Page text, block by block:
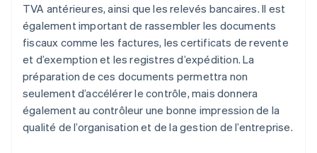
TVA antérieures, ainsi que les relevés bancaires. Il est
également important de rassembler les documents
fiscaux comme les factures, les certificats de revente
et d’exemption et les registres d’expédition. La
préparation de ces documents permettra non
seulement d’accélérer le contrôle, mais donnera
également au contrôleur une bonne impression de la
qualité de l’organisation et de la gestion de l’entreprise.